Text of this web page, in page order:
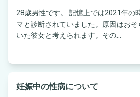
28歳男性です。 記憶上では2021年の時、尖形圭コンジロー
マと診断されていました。原因はお
いた彼女と考えられます。その...
妊娠中の性病について